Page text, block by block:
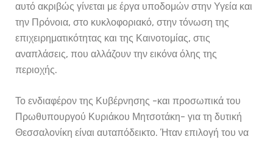
αυτό ακριβώς γίνεται με έργα υποδομών στην Υγεία και
την Πρόνοια, στο κυκλοφοριακό, στην τόνωση της
επιχειρηματικότητας και της Καινοτομίας, στις
αναπλάσεις, που αλλάζουν την εικόνα όλης της
περιοχής.
Το ενδιαφέρον της Κυβέρνησης -και προσωπικά του
Πρωθυπουργού Κυριάκου Μητσοτάκη- για τη δυτική
Θεσσαλονίκη είναι αυταπόδεικτο. Ήταν επιλογή του να